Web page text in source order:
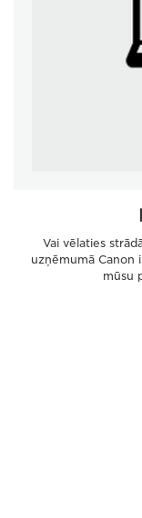
Vai vēlaties
uzņēmumā Canon
mūsu